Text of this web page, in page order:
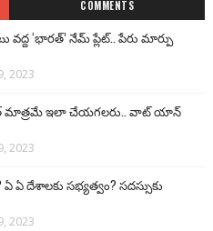
COMMENTS
వద్ద ‘భారత్’ నేమ్ ప్లేట్‌.. పేరు మార్పు
2023
మాత్రమే ఇలా చేయగలరు.. వాట్ యాన్
2023
ఏ దేశాలకు సభ్యత్వం? సదస్సుకు
2023